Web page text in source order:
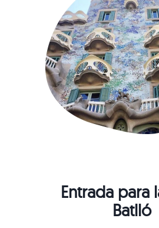
Entrada para
Batlló